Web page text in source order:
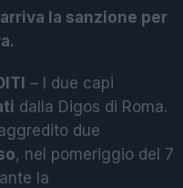
la sanzione per
– I due capi
dalla Digos di Roma.
due
, nel pomeriggio del 7
la